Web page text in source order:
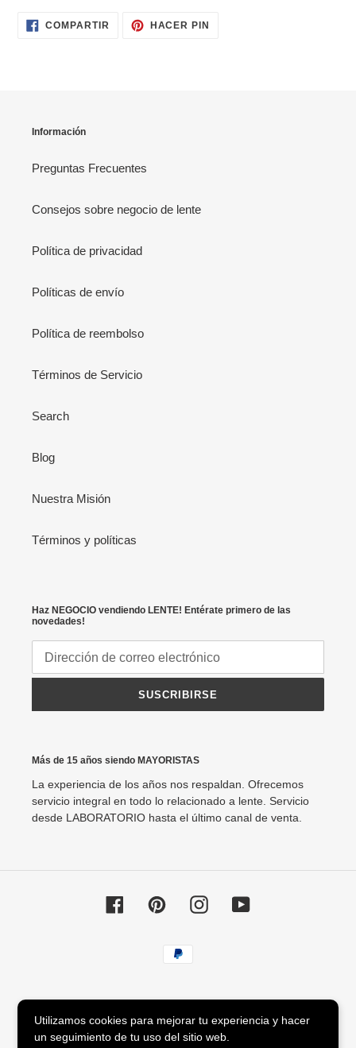
COMPARTIR COMPARTIRHACER PIN
Información
Preguntas Frecuentes
Consejos sobre negocio de lente
Política de privacidad
Políticas de envío
Política de reembolso
Términos de Servicio
Search
Blog
Nuestra Misión
Términos y políticas
Haz NEGOCIO vendiendo LENTE! Entérate primero de las
novedades!
SUSCRIBIRSE
Más de 15 años siendo MAYORISTAS
La experiencia de los años nos respaldan. Ofrecemos
servicio integral en todo lo relacionado a lente. Servicio
desde LABORATORIO hasta el último canal de venta.
FacebookPinterestInstagramYouTube
Métodos
de
Utilizamos cookies para mejorar tu experiencia y hacer
un seguimiento de tu uso del sitio web.